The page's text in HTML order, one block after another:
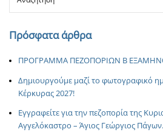
Πρόσφατα άρθρα
ΠΡΟΓΡΑΜΜΑ ΠΕΖΟΠΟΡΙΩΝ Β
Δημιουργούμε μαζί το φωτογραφικό
Κέρκυρας 2027!
Εγγραφείτε για την πεζοπορία της
Αγγελόκαστρο – Άγιος Γεώργιος Πάγων.